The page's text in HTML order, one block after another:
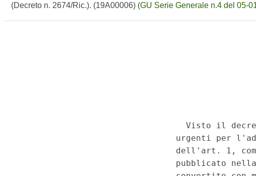
(Decreto n. 2674/Ric.). (19A00006) (GU Serie Generale n.4 del 05-